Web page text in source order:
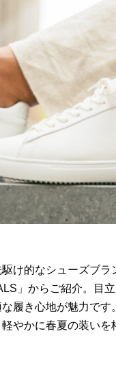
け的なシューズブ
」からご紹介。目
履き心地が魅力で
やかに春夏の装いを